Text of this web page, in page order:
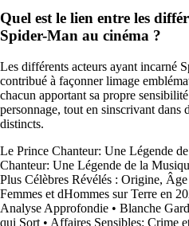
Quel est le lien entre les
Spider-Man au cinéma ?
Les différents acteurs ayant incarné
contribué à façonner limage
chacun apportant sa propre
personnage, tout en sinscrivant dans
distincts.
Le Prince Chanteur: Une Légende
Chanteur: Une Légende de la
Plus Célèbres Révélés : Origine,
Femmes et dHommes sur Terre en
Analyse Approfondie • Blanche
qui Sort • Affaires Sensibles: Crime